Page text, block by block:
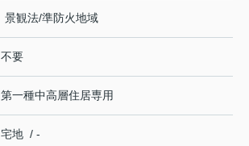
景観法/準防火地域
不要
第一種中高層住居専用
宅地 / -